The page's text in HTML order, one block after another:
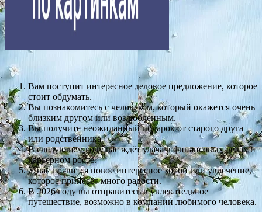
Вам поступит интересное деловое предложение, которое
стоит обдумать.
Вы познакомитесь с человеком, который окажется очень
близким другом или возлюбленным.
Вы получите неожиданный подарок от старого друга
или родственника.
В следующем году вас ждёт удача в финансовых делах и
карьерном росте.
У вас появится новое интересное хобби или увлечение,
которое принесёт много радости.
В 2026 году вы отправитесь в увлекательное
путешествие, возможно в компании любимого человека.